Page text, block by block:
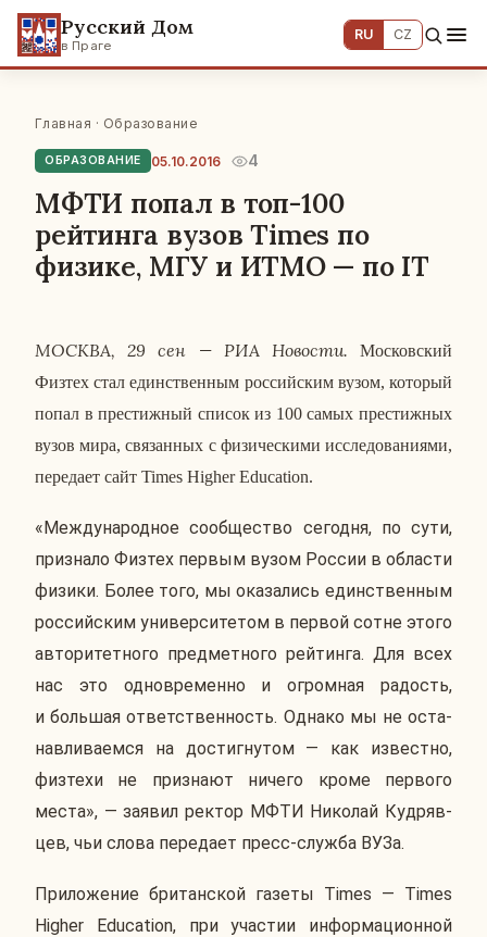
Русский Дом
в Праге
RU CZ
Главная · Образование
ОБРАЗОВАНИЕ 05.10.2016 4
МФТИ попал в топ-100
рейтинга вузов Times по
физике, МГУ и ИТМО — по IT
МОСКВА, 29 сен — РИА Но­во­сти. Мос­ков­ский
Физтех стал един­ствен­ным рос­сий­ским вузом, ко­то­рый
попал в пре­стиж­ный список из 100 самых пре­стиж­ных
вузов мира, свя­зан­ных с фи­зи­че­ски­ми ис­сле­до­ва­ни­я­ми,
пе­ре­да­ет сайт Times Higher Education.
«Меж­ду­на­род­ное со­об­ще­ство се­го­дня, по сути,
при­зна­ло Физтех первым вузом России в об­ла­сти
физики. Более того, мы ока­за­лись един­ствен­ным
рос­сий­ским уни­вер­си­те­том в первой сотне этого
ав­то­ри­тет­но­го пред­мет­но­го рей­тин­га. Для всех
нас это од­но­вре­мен­но и огром­ная ра­дость,
и боль­шая от­вет­ствен­ность. Однако мы не оста­
нав­ли­ва­ем­ся на до­стиг­ну­том — как из­вест­но,
физ­те­хи не при­зна­ют ничего кроме пер­во­го
места», — заявил ректор МФТИ Ни­ко­лай Куд­ряв­
цев, чьи слова пе­ре­да­ет пресс-служба ВУЗа.
При­ло­же­ние бри­тан­ской газеты Times — Times
Higher Education, при уча­стии ин­фор­ма­ци­он­ной